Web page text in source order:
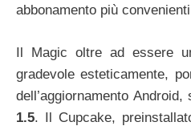
abbonamento più
Il Magic oltre ad essere
gradevole esteticamente,
dell’aggiornamento Android,
1.5. Il Cupcake,